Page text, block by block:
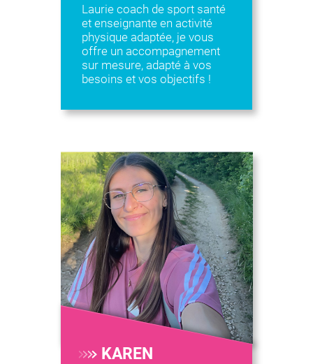
Laurie coach de sport santé
et enseignante en activité
physique adaptée, je vous
offre un accompagnement
sur mesure, adapté à vos
besoins et vos objectifs !
KAREN